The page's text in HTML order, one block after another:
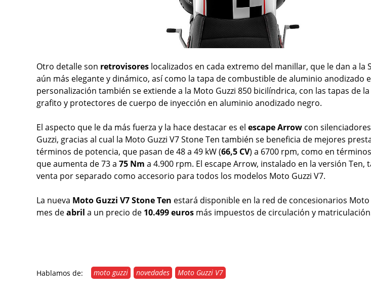
Otro detalle son retrovisores localizados en cada extremo del manillar, que le dan a la
aún más elegante y dinámico, así como la tapa de combustible de aluminio anodizado
personalización también se extiende a la Moto Guzzi 850 bicilíndrica, con las tapas de
grafito y protectores de cuerpo de inyección en aluminio anodizado negro.
El aspecto que le da más fuerza y la hace destacar es el escapeArrow con
Guzzi, gracias al cual la Moto Guzzi V7 Stone Ten también se beneficia de mejores
términos de potencia, que pasan de 48 a 49 kW (66,5 CV) a 6700 rpm, como en
que aumenta de 73 a 75 Nm a 4.900 rpm. El escape Arrow, instalado en la versión Ten,
venta por separado como accesorio para todos los modelos Moto Guzzi V7.
La nueva Moto Guzzi V7 Stone Ten estará disponible en la red de concesionarios
mes deabril a un precio de 10.499 euros más impuestos de circulación y
Hablamos de: moto guzzi novedades Moto Guzzi V7